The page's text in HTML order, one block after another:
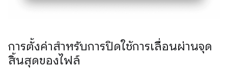
การตั้งค่าสำหรับการปิดใช้การเลื่อนผ่านจุด
สิ้นสุดของไฟล์